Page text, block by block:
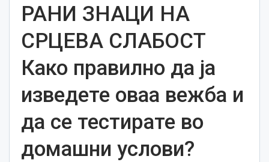
РАНИ ЗНАЦИ НА
СРЦЕВА СЛАБОСТ
Како правилно да ја
изведете оваа вежба и
да се тестирате во
домашни услови?